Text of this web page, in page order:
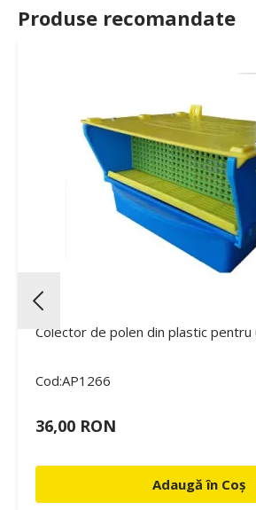
Produse recomandate
Colector de polen din plastic
Cod:AP1266
36,00 RON
Adaugă în Coș